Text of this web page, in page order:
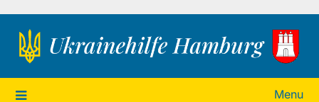
Ukrainehilfe Hamburg
Menu